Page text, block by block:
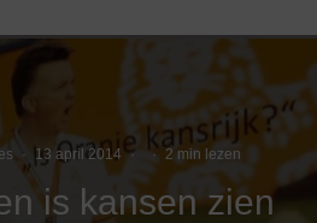
· 13 april 2014 · · 2 min lezen
is kansen zien